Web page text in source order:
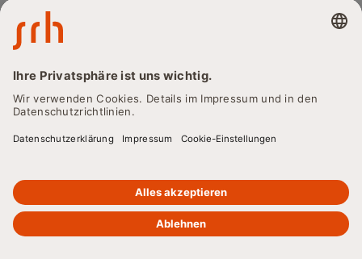
Sobald Sie eines dieser fünf Module abgeschlossen
haben, ist Platz für ein neues Modul, das Sie sich
aussuchen.
Die Reihenfolge der Module ist grundsätzlich frei
wählbar – so können Sie beispielsweise nach
PRÜFUNGSFORMEN